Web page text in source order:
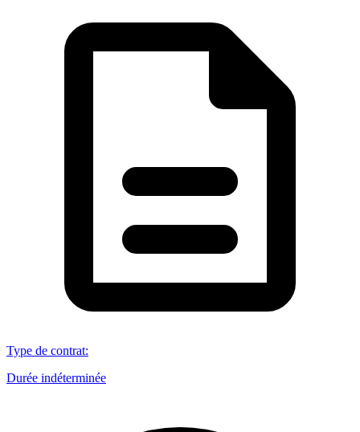
Type de contrat:
Durée indéterminée